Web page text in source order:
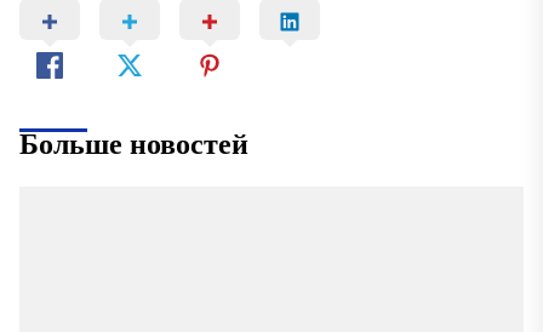
Больше новостей